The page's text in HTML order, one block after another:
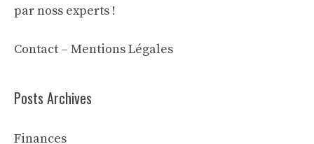
par noss experts !
Contact – Mentions Légales
Posts Archives
Finances